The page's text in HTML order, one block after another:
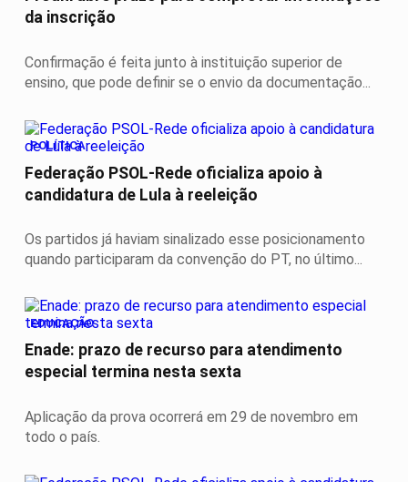
da inscrição
Confirmação é feita junto à instituição superior de
ensino, que pode definir se o envio da documentação...
POLÍTICA
Federação PSOL-Rede oficializa apoio à
candidatura de Lula à reeleição
Os partidos já haviam sinalizado esse posicionamento
quando participaram da convenção do PT, no último...
EDUCAÇÃO
Enade: prazo de recurso para atendimento
especial termina nesta sexta
Aplicação da prova ocorrerá em 29 de novembro em
todo o país.